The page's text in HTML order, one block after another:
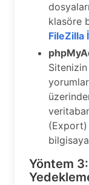
klasöre
FileZilla
(Export)
Yöntem